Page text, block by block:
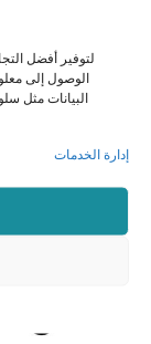
لتوفير أفضل
الوصول إلى
البيانات مثل
إدارة الخدمات